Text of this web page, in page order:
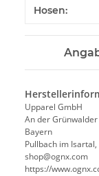
Hosen:
Upparel GmbH
An der Grünwalder
Bayern
Pullbach im
shop@ognx.com
https://